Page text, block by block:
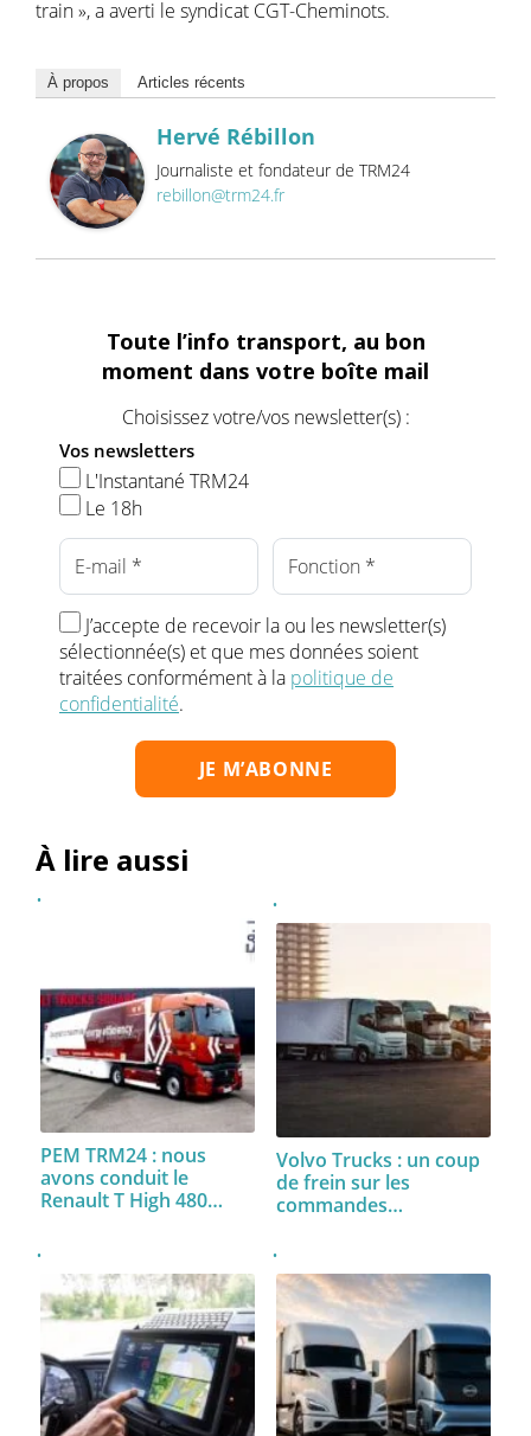
train », a averti le syndicat CGT-Cheminots.
À propos Articles récents
Hervé Rébillon
Journaliste et fondateur de TRM24
rebillon@trm24.fr
Toute l’info transport, au bon
moment dans votre boîte mail
Choisissez votre/vos newsletter(s) :
Vos newsletters
L'Instantané TRM24
Le 18h
J’accepte de recevoir la ou les newsletter(s)
sélectionnée(s) et que mes données soient
traitées conformément à la politique de
confidentialité.
À lire aussi
PEM TRM24 : nous
avons conduit le
Renault T High 480…
Volvo Trucks : un coup
de frein sur les
commandes…